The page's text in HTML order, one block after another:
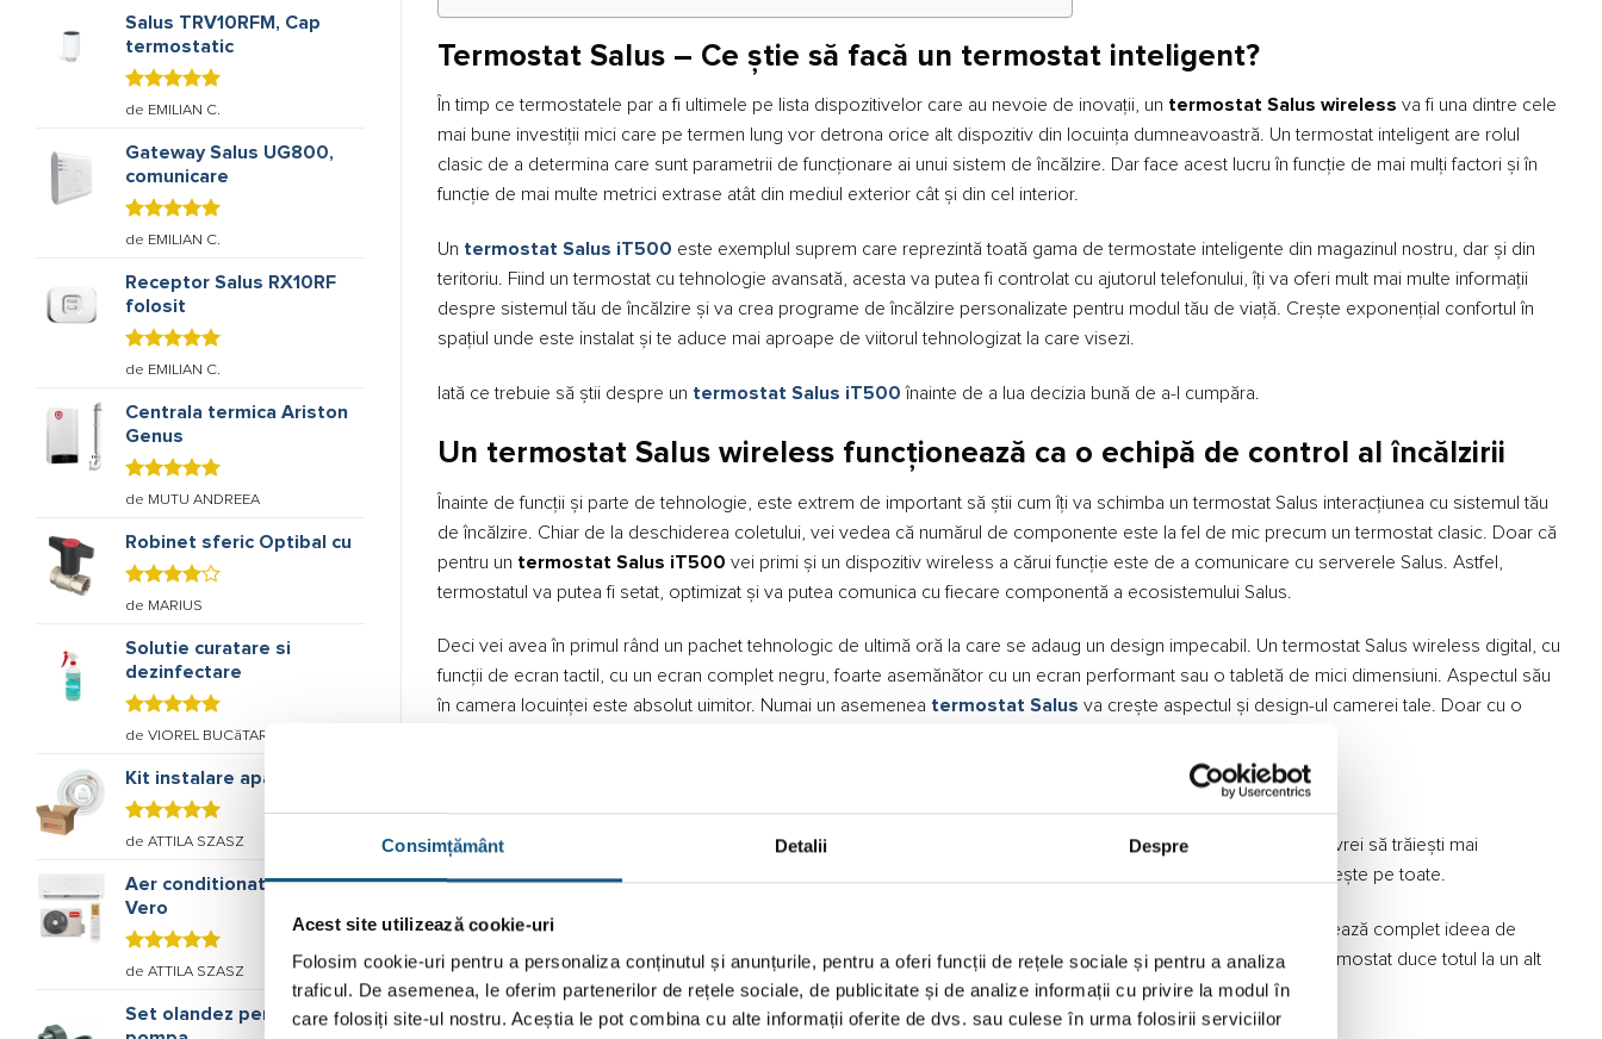
Consimțământ Detalii Despre
Acest site utilizează cookie-uri
Folosim cookie-uri pentru a personaliza conținutul și anunțurile, pentru a oferi funcții de rețele sociale și pentru a analiza
traficul. De asemenea, le oferim partenerilor de rețele sociale, de publicitate și de analize informații cu privire la modul în
care folosiți site-ul nostru. Aceștia le pot combina cu alte informații oferite de dvs. sau culese în urma folosirii serviciilor
5
Salus TRV10RFM, Cap
termostatic
Evaluat la
5
de EMILIAN C.
Gateway Salus UG800,
comunicare
Evaluat la
5
de EMILIAN C.
Receptor Salus RX10RF
folosit
Evaluat la
5
de EMILIAN C.
Centrala termica Ariston
Genus
Evaluat la
5
de MUTU ANDREEA
Robinet sferic Optibal cu
Evaluat
din 5
de MARIUS
Solutie curatare si
dezinfectare
Evaluat la
5
de VIOREL BUCăTARU
Kit instalare aparate de
Evaluat la
5
de ATTILA SZASZ
Aer conditionat Inventor
Vero
Evaluat la
5
de ATTILA SZASZ
Set olandez pentru
Termostat Salus – Ce știe să facă un termostat inteligent?
În timp ce termostatele par a fi ultimele pe lista dispozitivelor care au nevoie de inovații, un termostat Salus wireless va fi una dintre cele
mai bune investiții mici care pe termen lung vor detrona orice alt dispozitiv din locuința dumneavoastră. Un termostat inteligent are rolul
clasic de a determina care sunt parametrii de funcționare ai unui sistem de încălzire. Dar face acest lucru în funcție de mai mulți factori și în
funcție de mai multe metrici extrase atât din mediul exterior cât și din cel interior.
Un termostat Salus iT500 este exemplul suprem care reprezintă toată gama de termostate inteligente din magazinul nostru, dar și din
teritoriu. Fiind un termostat cu tehnologie avansată, acesta va putea fi controlat cu ajutorul telefonului, îți va oferi mult mai multe informații
despre sistemul tău de încălzire și va crea programe de încălzire personalizate pentru modul tău de viață. Crește exponențial confortul în
spațiul unde este instalat și te aduce mai aproape de viitorul tehnologizat la care visezi.
Iată ce trebuie să știi despre un termostat Salus iT500 înainte de a lua decizia bună de a-l cumpăra.
Un termostat Salus wireless funcționează ca o echipă de control al încălzirii
Înainte de funcții și parte de tehnologie, este extrem de important să știi cum îți va schimba un termostat Salus interacțiunea cu sistemul tău
de încălzire. Chiar de la deschiderea coletului, vei vedea că numărul de componente este la fel de mic precum un termostat clasic. Doar că
pentru un termostat Salus iT500 vei primi și un dispozitiv wireless a cărui funcție este de a comunicare cu serverele Salus. Astfel,
termostatul va putea fi setat, optimizat și va putea comunica cu fiecare componentă a ecosistemului Salus.
Deci vei avea în primul rând un pachet tehnologic de ultimă oră la care se adaug un design impecabil. Un termostat Salus wireless digital, cu
funcții de ecran tactil, cu un ecran complet negru, foarte asemănător cu un ecran performant sau o tabletă de mici dimensiuni. Aspectul său
în camera locuinței este absolut uimitor. Numai un asemenea termostat Salus va crește aspectul și design-ul camerei tale. Doar cu o
De ce este acest Termostat Salus apreciat cu adevărat
Poți fi iubitor de tehnologie sau nu. Poți dori un design mai tehnologizat al locuinței tale sau nu. Dar cu siguranță vrei să trăiești mai
confortabil, îți dorești să ai cât mai puține griji și repsonsabilități pe umeri, iar acest
le îndeplinește pe toate.
Aplicație pentru iOS și Android
este primul avantaj pe care îl menționăm și care în opinia noastră, revoluționează complet ideea de
control al centralelor termice. Deși pe termostat poți vedea suficiente informații, aplicația inteligentă din Salus termostat duce totul la un alt
nivel.